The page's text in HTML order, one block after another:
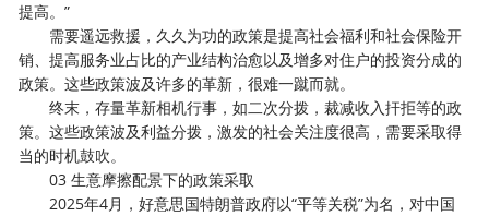
提高。”
需要遥远救援，久久为功的政策是提高社会福利和社会保险开
销、提高服务业占比的产业结构治愈以及增多对住户的投资分成的
政策。这些政策波及许多的革新，很难一蹴而就。
终末，存量革新相机行事，如二次分拨，裁减收入扞拒等的政
策。这些政策波及利益分拨，激发的社会关注度很高，需要采取得
当的时机鼓吹。
03 生意摩擦配景下的政策采取
2025年4月，好意思国特朗普政府以“平等关税”为名，对中国